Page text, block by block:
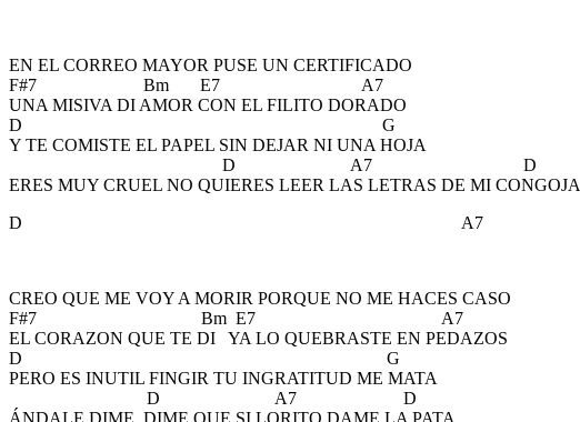
EN EL CORREO MAYOR PUSE UN CERTIFICADO
F#7 Bm E7 A7
UNA MISIVA DI AMOR CON EL FILITO DORADO
D G
Y TE COMISTE EL PAPEL SIN DEJAR NI UNA HOJA
D A7 D
ERES MUY CRUEL NO QUIERES LEER LAS LETRAS DE MI CONGOJA
D A7
CREO QUE ME VOY A MORIR PORQUE NO ME HACES CASO
F#7 Bm E7 A7
EL CORAZON QUE TE DI YA LO QUEBRASTE EN PEDAZOS
D G
PERO ES INUTIL FINGIR TU INGRATITUD ME MATA
D A7 D
ÁNDALE DIME, DIME QUE SI LORITO DAME LA PATA.